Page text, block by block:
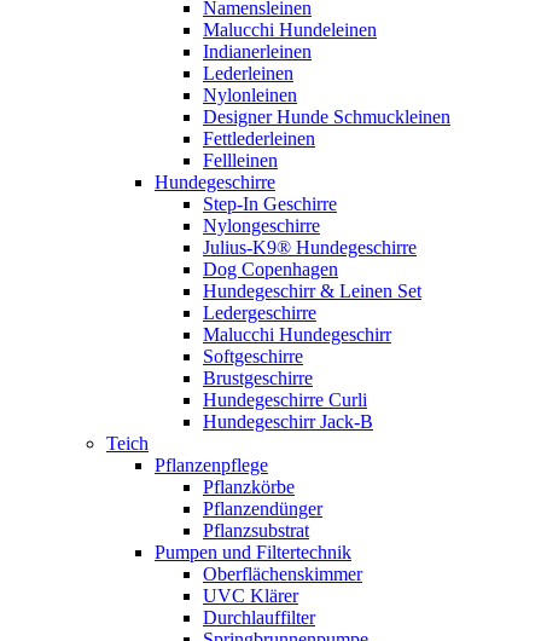
Namensleinen
Malucchi Hundeleinen
Indianerleinen
Lederleinen
Nylonleinen
Designer Hunde Schmuckleinen
Fettlederleinen
Fellleinen
Hundegeschirre
Step-In Geschirre
Nylongeschirre
Julius-K9® Hundegeschirre
Dog Copenhagen
Hundegeschirr & Leinen Set
Ledergeschirre
Malucchi Hundegeschirr
Softgeschirre
Brustgeschirre
Hundegeschirre Curli
Hundegeschirr Jack-B
Teich
Pflanzenpflege
Pflanzkörbe
Pflanzendünger
Pflanzsubstrat
Pumpen und Filtertechnik
Oberflächenskimmer
UVC Klärer
Durchlauffilter